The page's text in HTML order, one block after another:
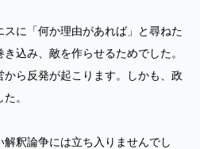
に「何か理由があれば」と尋ねた
込み、敵を作らせるためでした。
ら反発が起こります。しかも、政
。
釈論争には立ち入りませんでし